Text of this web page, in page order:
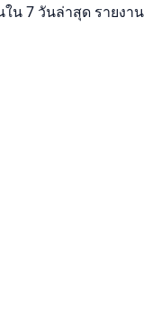
น 7 วันล่าสุด รายงาน